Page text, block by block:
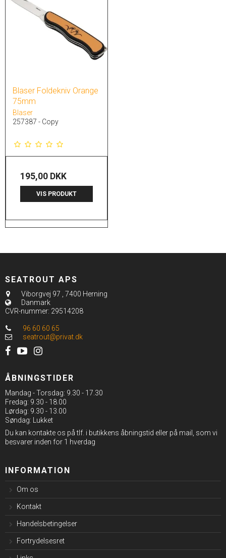
Blaser Foldekniv Orange
75mm
Blaser
257387 - Copy
195,00 DKK
VIS PRODUKT
SEATROUT APS
Viborgvej 97 , 7400 Herning
Danmark
CVR-nummer: 29514208
96 60 60 65
seatrout@privat.dk
ÅBNINGSTIDER
Mandag - Torsdag: 9.30 - 17.30
Fredag: 9.30 - 18.00
Lørdag: 9.30 - 13.00
Søndag: Lukket
Du kan kontakte os på tlf. i butikkens åbningstid eller på mail, som vi
besvarer inden for 1 hverdag
INFORMATION
Om os
Kontakt
Handelsbetingelser
Fortrydelsesret